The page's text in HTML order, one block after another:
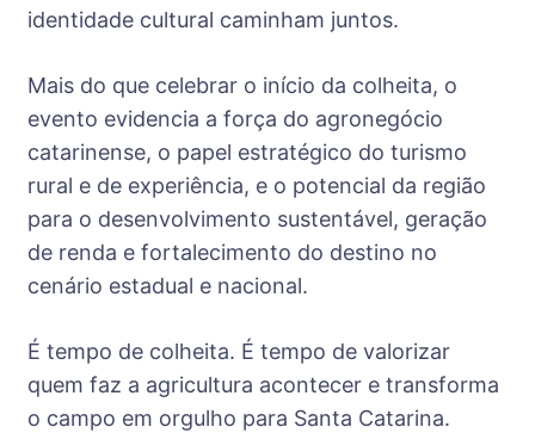
identidade cultural caminham juntos.
Mais do que celebrar o início da colheita, o
evento evidencia a força do agronegócio
catarinense, o papel estratégico do turismo
rural e de experiência, e o potencial da região
para o desenvolvimento sustentável, geração
de renda e fortalecimento do destino no
cenário estadual e nacional.
É tempo de colheita. É tempo de valorizar
quem faz a agricultura acontecer e transforma
o campo em orgulho para Santa Catarina.